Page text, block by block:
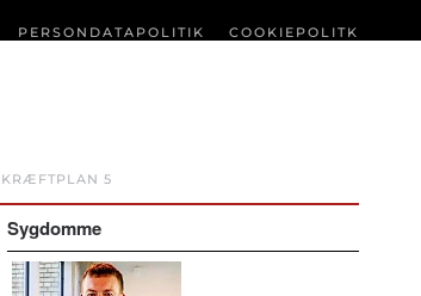
PERSONDATAPOLITIK COOKIEPOLITK
KRÆFTPLAN 5
Sygdomme